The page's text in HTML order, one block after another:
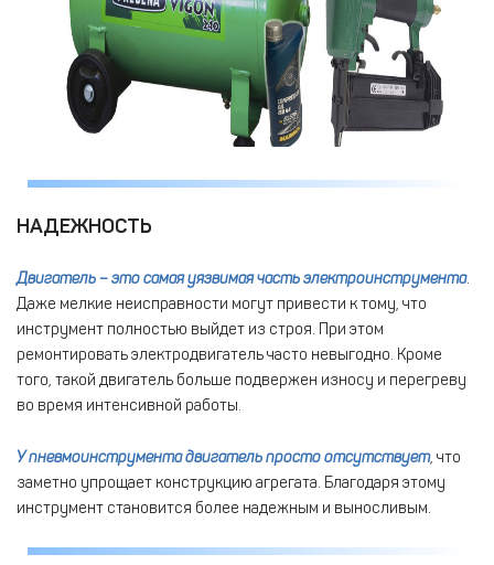
НАДЕЖНОСТЬ
Двигатель – это самая уязвимая часть электроинструмента.
Даже мелкие неисправности могут привести к тому, что
инструмент полностью выйдет из строя. При этом
ремонтировать электродвигатель часто невыгодно. Кроме
того, такой двигатель больше подвержен износу и перегреву
во время интенсивной работы.
У пневмоинструмента двигатель просто отсутствует, что
заметно упрощает конструкцию агрегата. Благодаря этому
инструмент становится более надежным и выносливым.